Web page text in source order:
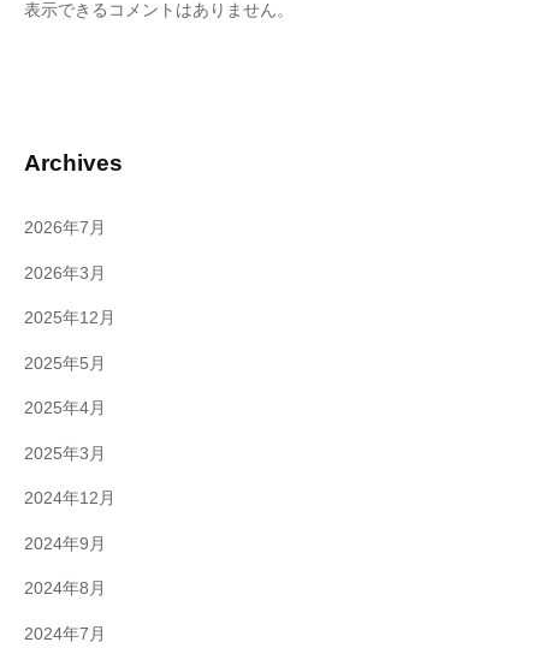
表示できるコメントはありません。
Archives
2026年7月
2026年3月
2025年12月
2025年5月
2025年4月
2025年3月
2024年12月
2024年9月
2024年8月
2024年7月